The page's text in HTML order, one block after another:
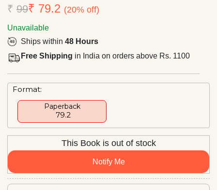
₹ 99₹ 79.2 (20% off)
Unavailable
Ships within 48 Hours
Free Shipping in India on orders above Rs. 1100
Format:
Paperback
₹ 79.2
This Book is out of stock
Notify Me